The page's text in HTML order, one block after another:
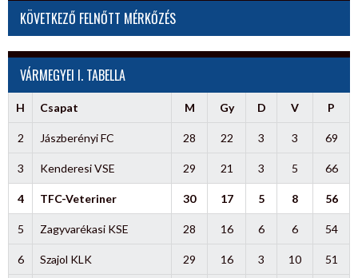
Nonprofit
Kft.
TFC-
Veteriner”
KÖVETKEZŐ FELNŐTT MÉRKŐZÉS
VÁRMEGYEI I. TABELLA
H Csapat M Gy D V P
2 Jászberényi FC 28 22 3 3 69
3 Kenderesi VSE 29 21 3 5 66
4 TFC-Veteriner 30 17 5 8 56
5 Zagyvarékasi KSE 28 16 6 6 54
6 Szajol KLK 29 16 3 10 51